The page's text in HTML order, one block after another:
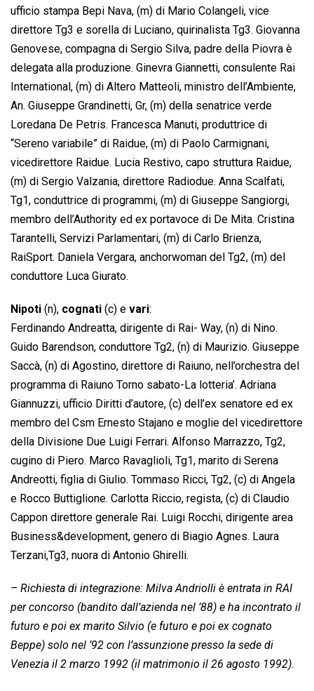
ufficio stampa Bepi Nava, (m) di Mario Colangeli, vice
direttore Tg3 e sorella di Luciano, quirinalista Tg3. Giovanna
Genovese, compagna di Sergio Silva, padre della Piovra è
delegata alla produzione. Ginevra Giannetti, consulente Rai
International, (m) di Altero Matteoli, ministro dell’Ambiente,
An. Giuseppe Grandinetti, Gr, (m) della senatrice verde
Loredana De Petris. Francesca Manuti, produttrice di
“Sereno variabile” di Raidue, (m) di Paolo Carmignani,
vicedirettore Raidue. Lucia Restivo, capo struttura Raidue,
(m) di Sergio Valzania, direttore Radiodue. Anna Scalfati,
Tg1, conduttrice di programmi, (m) di Giuseppe Sangiorgi,
membro dell’Authority ed ex portavoce di De Mita. Cristina
Tarantelli, Servizi Parlamentari, (m) di Carlo Brienza,
RaiSport. Daniela Vergara, anchorwoman del Tg2, (m) del
conduttore Luca Giurato.
Nipoti (n), cognati (c) e vari:
Ferdinando Andreatta, dirigente di Rai- Way, (n) di Nino.
Guido Barendson, conduttore Tg2, (n) di Maurizio. Giuseppe
Saccà, (n) di Agostino, direttore di Raiuno, nell’orchestra del
programma di Raiuno Torno sabato-La lotteria’. Adriana
Giannuzzi, ufficio Diritti d’autore, (c) dell’ex senatore ed ex
membro del Csm Ernesto Stajano e moglie del vicedirettore
della Divisione Due Luigi Ferrari. Alfonso Marrazzo, Tg2,
cugino di Piero. Marco Ravaglioli, Tg1, marito di Serena
Andreotti, figlia di Giulio. Tommaso Ricci, Tg2, (c) di Angela
e Rocco Buttiglione. Carlotta Riccio, regista, (c) di Claudio
Cappon direttore generale Rai. Luigi Rocchi, dirigente area
Business&development, genero di Biagio Agnes. Laura
Terzani,Tg3, nuora di Antonio Ghirelli.
– Richiesta di integrazione: Milva Andriolli è entrata in RAI
per concorso (bandito dall’azienda nel ’88) e ha incontrato il
futuro e poi ex marito Silvio (e futuro e poi ex cognato
Beppe) solo nel ’92 con l’assunzione presso la sede di
Venezia il 2 marzo 1992 (il matrimonio il 26 agosto 1992).